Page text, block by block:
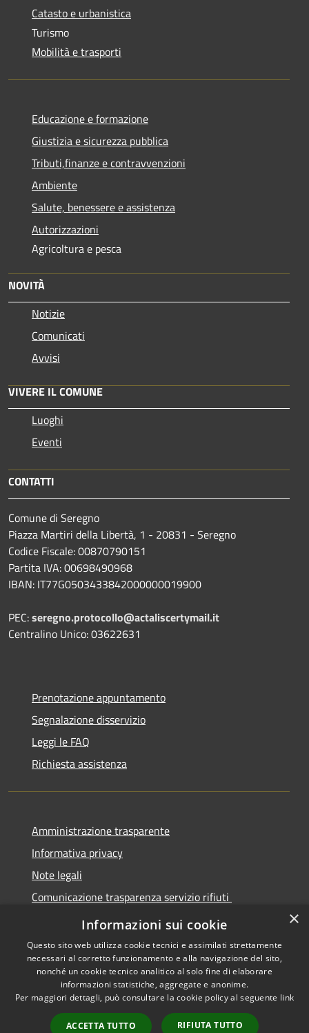
Catasto e urbanistica
Turismo
Mobilità e trasporti
Educazione e formazione
Giustizia e sicurezza pubblica
Tributi,finanze e contravvenzioni
Ambiente
Salute, benessere e assistenza
Autorizzazioni
Agricoltura e pesca
NOVITÀ
Notizie
Comunicati
Avvisi
VIVERE IL COMUNE
Luoghi
Eventi
CONTATTI
Comune di Seregno
Piazza Martiri della Libertà, 1 - 20831 - Seregno
Codice Fiscale: 00870790151
Partita IVA: 00698490968
IBAN: IT77G0503433842000000019900
PEC:seregno.protocollo@actaliscertymail.it
Centralino Unico: 03622631
Prenotazione appuntamento
Segnalazione disservizio
Leggi le FAQ
Richiesta assistenza
Amministrazione trasparente
Informativa privacy
Note legali
Comunicazione trasparenza servizio rifiuti
Dichiarazione di accessibilità
Accessibilità
Copyright © 2026 • Città di
Seregno • Powered by
Municipium•
Accesso
×
Informazioni sui cookie
Questo sito web utilizza cookie tecnici e assimilati strettamente
necessari al corretto funzionamento e alla navigazione del sito,
nonché un cookie tecnico analitico al solo fine di elaborare
informazioni statistiche, aggregate e anonime.
Per maggiori dettagli, può consultare la cookie policy al seguente link
ACCETTA TUTTO RIFIUTA TUTTO